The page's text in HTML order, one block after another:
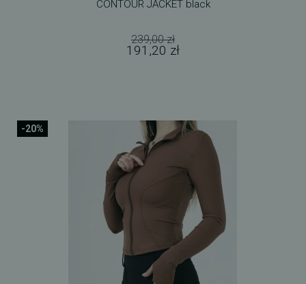
CONTOUR JACKET black
239,00 zł
191,20 zł
-20%